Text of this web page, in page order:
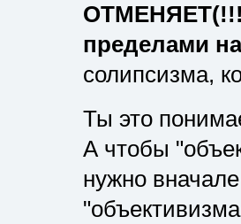
пределами
солипсизма,
Ты это
А чтобы
нужно